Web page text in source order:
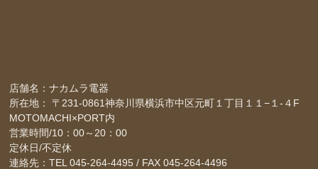
店舗名：ナカムラ電器
所在地： 〒231-0861神奈川県横浜市中区元町１丁目１１−１-４F
MOTOMACHI×PORT内
営業時間/10：00～20：00
定休日/不定休
連絡先：TEL 045-264-4495 / FAX 045-264-4496